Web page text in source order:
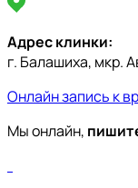
Адрес клинки:
г. Балашиха, мкр.
Онлайн запись к
Мы онлайн,